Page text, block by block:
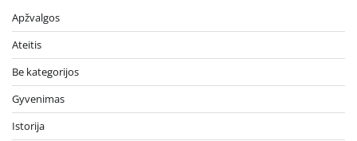
Apžvalgos
Ateitis
Be kategorijos
Gyvenimas
Istorija